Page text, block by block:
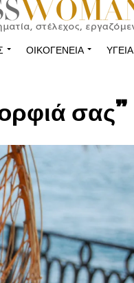
ΟΙΚΟΓΈΝΕΙΑ ΥΓΕΊΑ
σας”